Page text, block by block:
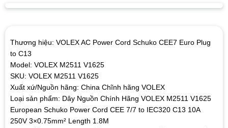
Thương hiệu: VOLEX AC Power Cord Schuko CEE7 Euro Plug
to C13
Model: VOLEX M2511 V1625
SKU: VOLEX M2511 V1625
Xuất xứ/Nguồn hãng: China Chĩnh hãng VOLEX
Loại sản phẩm: Dây Nguồn Chính Hãng VOLEX M2511 V1625
European Schuko Power Cord CEE 7/7 to IEC320 C13 10A
250V 3×0.75mm² Length 1.8M